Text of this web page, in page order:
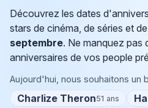
Découvrez les dates
stars de cinéma, de séries et
septembre. Ne manquez pas
anniversaires de vos people
Aujourd'hui, nous souhaitons un
Charlize Theron51 ans